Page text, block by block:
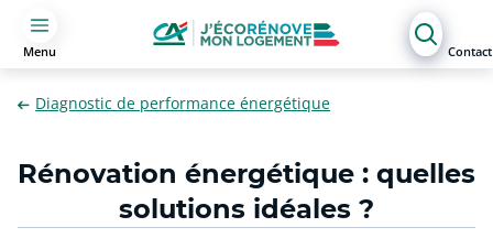
Menu Contact
Diagnostic de performance énergétique
Rénovation énergétique : quelles
solutions idéales ?